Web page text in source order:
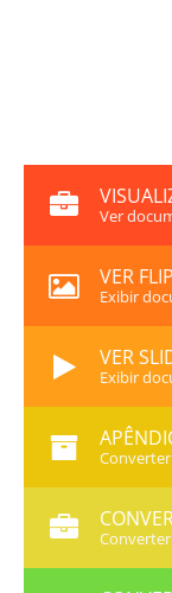
Ver
VER
Exibir
VER
Exibir